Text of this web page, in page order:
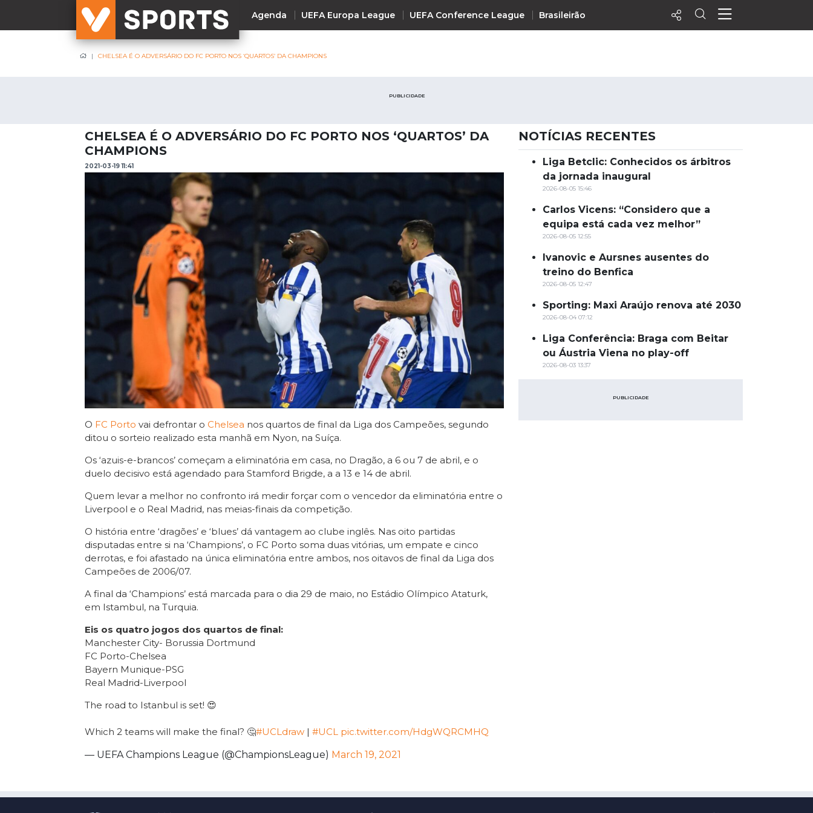
Agenda UEFA Europa League UEFA Conference League Brasileirão
Allianz Cup
Playoff
UEFA Conference League
La Liga
Bundesliga
Serie A
Süper Lig
Saudi Pro League
Brasileirão
Mundial 2026
Agenda
Vídeos
Notícias
MatchStories
CHELSEA É O ADVERSÁRIO DO FC PORTO NOS ‘QUARTOS’ DA CHAMPIONS
PUBLICIDADE
CHELSEA É O ADVERSÁRIO DO FC PORTO NOS ‘QUARTOS’ DA
CHAMPIONS
2021-03-19 11:41
O FC Porto vai defrontar o Chelsea nos quartos de final da Liga dos Campeões, segundo
ditou o sorteio realizado esta manhã em Nyon, na Suíça.
Os ‘azuis-e-brancos’ começam a eliminatória em casa, no Dragão, a 6 ou 7 de abril, e o
duelo decisivo está agendado para Stamford Brigde, a a 13 e 14 de abril.
Quem levar a melhor no confronto irá medir forçar com o vencedor da eliminatória entre o
Liverpool e o Real Madrid, nas meias-finais da competição.
O história entre ‘dragões’ e ‘blues’ dá vantagem ao clube inglês. Nas oito partidas
disputadas entre si na ‘Champions’, o FC Porto soma duas vitórias, um empate e cinco
derrotas, e foi afastado na única eliminatória entre ambos, nos oitavos de final da Liga dos
Campeões de 2006/07.
A final da ‘Champions’ está marcada para o dia 29 de maio, no Estádio Olímpico Ataturk,
em Istambul, na Turquia.
Eis os quatro jogos dos quartos de final:
Manchester City- Borussia Dortmund
FC Porto-Chelsea
Bayern Munique-PSG
Real Madrid-Liverpool
The road to Istanbul is set! 😍
Which 2 teams will make the final? 🤔#UCLdraw | #UCL pic.twitter.com/HdgWQRCMHQ
— UEFA Champions League (@ChampionsLeague) March 19, 2021
NOTÍCIAS RECENTES
Liga Betclic: Conhecidos os árbitros
da jornada inaugural
2026-08-05 15:46
Carlos Vicens: “Considero que a
equipa está cada vez melhor”
2026-08-05 12:55
Ivanovic e Aursnes ausentes do
treino do Benfica
2026-08-05 12:47
Sporting: Maxi Araújo renova até 2030
2026-08-04 07:12
Liga Conferência: Braga com Beitar
ou Áustria Viena no play-off
2026-08-03 13:37
PUBLICIDADE